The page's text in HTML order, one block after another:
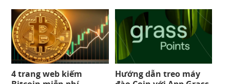
4 trang web kiếm
Hướng dẫn treo máy